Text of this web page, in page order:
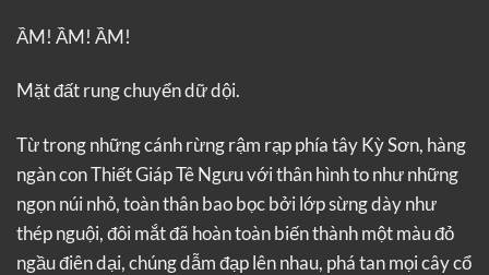
ẦM! ẦM! ẦM!
Mặt đất rung chuyển dữ dội.
Từ trong những cánh rừng rậm rạp phía tây Kỳ Sơn, hàng
ngàn con Thiết Giáp Tê Ngưu với thân hình to như những
ngọn núi nhỏ, toàn thân bao bọc bởi lớp sừng dày như
thép nguội, đôi mắt đã hoàn toàn biến thành một màu đỏ
ngầu điên dại, chúng dẫm đạp lên nhau, phá tan mọi cây cổ